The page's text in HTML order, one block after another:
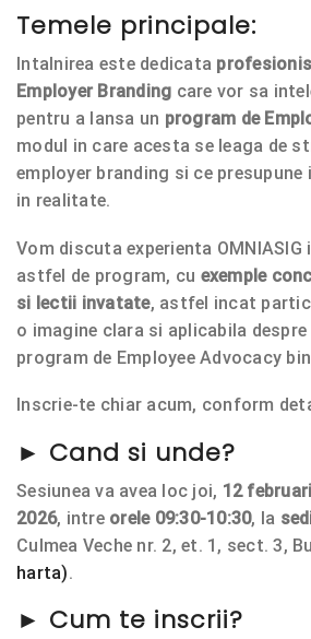
Temele principale:
Intalnirea este dedicata
Employer Branding care vor sa
pentru a lansa un program de
modul in care acesta se leaga de
employer branding si ce presupune
in realitate.
Vom discuta experienta OMNIASIG
astfel de program, cu exemple
si lectii invatate, astfel incat
o imagine clara si aplicabila despre
program de Employee Advocacy
Inscrie-te chiar acum, conform
► Cand si unde?
Sesiunea va avea loc joi, 12
2026, intre orele 09:30-10:30, la
Culmea Veche nr. 2, et. 1, sect. 3,
harta).
► Cum te inscrii?